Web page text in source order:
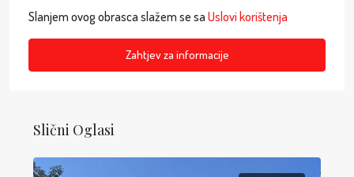
Slanjem ovog obrasca slažem se sa Uslovi korištenja
Zahtjev za informacije
Slični Oglasi